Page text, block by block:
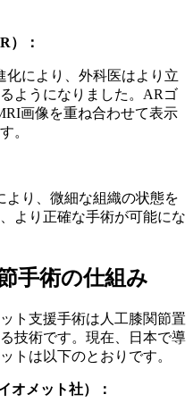
）：
化により、外科医はより立
ようになりました。ARゴ
画像を重ね合わせて表示
。
り、微細な組織の状態を
より正確な手術が可能にな
手術の仕組み
ト支援手術は人工膝関節置
技術です。現在、日本で導
トは以下のとおりです。
オメット社）：